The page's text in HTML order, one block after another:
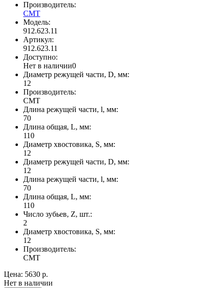
Производитель:
CMT
Модель:
912.623.11
Артикул:
912.623.11
Доступно:
Нет в наличии0
Диаметр режущей части, D, мм:
12
Производитель:
CMT
Длина режущей части, l, мм:
70
Длина общая, L, мм:
110
Диаметр хвостовика, S, мм:
12
Диаметр режущей части, D, мм:
12
Длина режущей части, l, мм:
70
Длина общая, L, мм:
110
Число зубьев, Z, шт.:
2
Диаметр хвостовика, S, мм:
12
Производитель:
CMT
Цена: 5630 р.
Нет в наличии